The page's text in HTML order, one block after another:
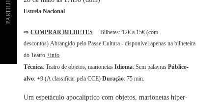
PARTILHAR Estreia Nacional
⇨ COMPRAR BILHETES
Bilhetes: 12€ a 15€ (com
descontos) Abrangido pelo Passe Cultura - disponível apenas na bilheteira
do Teatro+info
Técnica: Teatro de objetos, marionetasIdioma: Sem palavrasPúblico-
alvo: +9 (A classificar pela CCE)Duração: 75 min.
Um espetáculo apocalíptico com objetos, marionetas hiper-